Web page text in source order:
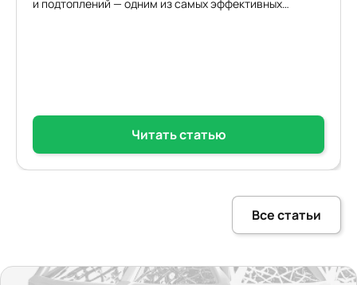
и подтоплений — одним из самых эффективных
Читать статью
Все статьи